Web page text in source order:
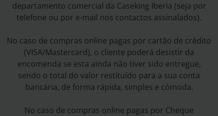
departamento comercial da Caseking Iberia (seja por
telefone ou por e-mail nos contactos assinalados).
No caso de compras online pagas por cartão de crédito
(VISA/Mastercard), o cliente poderá desistir da
encomenda se esta ainda não tiver sido entregue,
sendo o total do valor restituído para a sua conta
bancária, de forma rápida, simples e cómoda.
No caso de compras online pagas por Cheque